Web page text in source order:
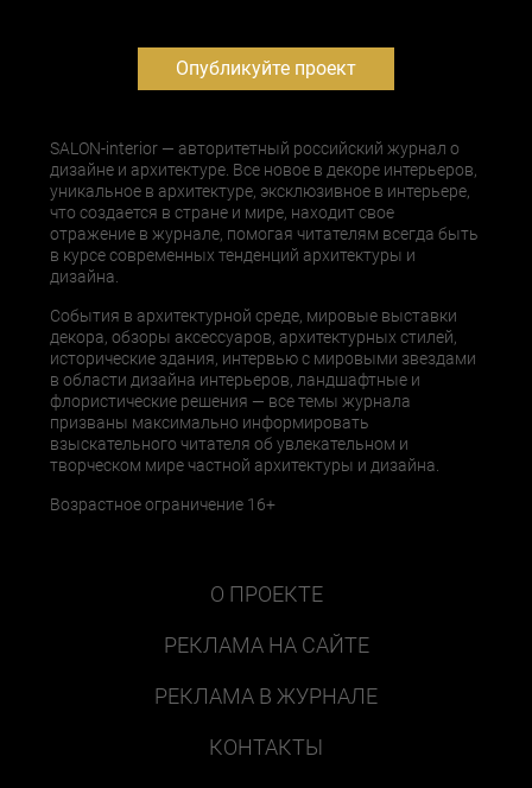
Опубликуйте проект
SALON-interior — авторитетный российский журнал о
дизайне и архитектуре. Все новое в декоре интерьеров,
уникальное в архитектуре, эксклюзивное в интерьере,
что создается в стране и мире, находит свое
отражение в журнале, помогая читателям всегда быть
в курсе современных тенденций архитектуры и
дизайна.
События в архитектурной среде, мировые выставки
декора, обзоры аксессуаров, архитектурных стилей,
исторические здания, интервью с мировыми звездами
в области дизайна интерьеров, ландшафтные и
флористические решения — все темы журнала
призваны максимально информировать
взыскательного читателя об увлекательном и
творческом мире частной архитектуры и дизайна.
Возрастное ограничение 16+
О ПРОЕКТЕ
РЕКЛАМА НА САЙТЕ
РЕКЛАМА В ЖУРНАЛЕ
КОНТАКТЫ